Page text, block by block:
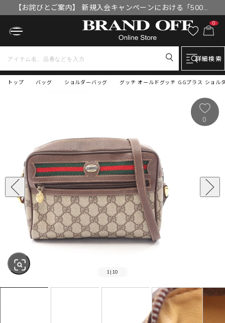
【お詫びとご案内】 新規入会キャンペーンにおける「500円
OFFクーポン」付与漏れと補填について
0
詳細検索
トップ グッチ オールドグッチ GGプラス ショ
バッグ ショルダーバッグ
SOLD OUT
1 | 10
0